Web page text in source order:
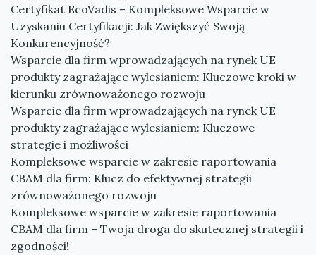
Certyfikat EcoVadis – Kompleksowe Wsparcie w
Uzyskaniu Certyfikacji: Jak Zwiększyć Swoją
Konkurencyjność?
Wsparcie dla firm wprowadzających na rynek UE
produkty zagrażające wylesianiem: Kluczowe kroki w
kierunku zrównoważonego rozwoju
Wsparcie dla firm wprowadzających na rynek UE
produkty zagrażające wylesianiem: Kluczowe
strategie i możliwości
Kompleksowe wsparcie w zakresie raportowania
CBAM dla firm: Klucz do efektywnej strategii
zrównoważonego rozwoju
Kompleksowe wsparcie w zakresie raportowania
CBAM dla firm – Twoja droga do skutecznej strategii i
zgodności!